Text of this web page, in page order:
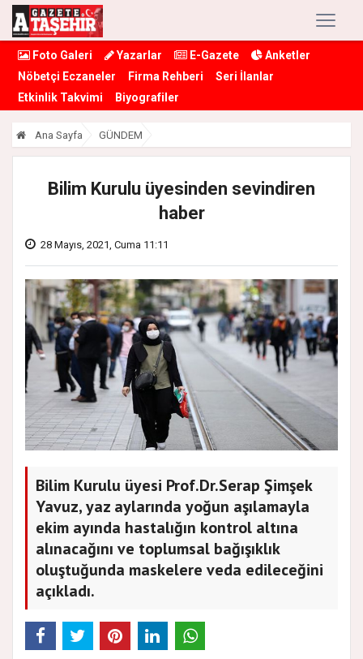
Foto Galeri Yazarlar E-Gazete
Anketler
Nöbetçi Eczaneler
Firma Rehberi
Seri İlanlar
Etkinlik Takvimi
Biyografiler
Ana Sayfa GÜNDEM
Bilim Kurulu üyesinden sevindiren
haber
28 Mayıs, 2021, Cuma 11:11
Bilim Kurulu üyesi Prof.Dr.Serap Şimşek
Yavuz, yaz aylarında yoğun aşılamayla
ekim ayında hastalığın kontrol altına
alınacağını ve toplumsal bağışıklık
oluştuğunda maskelere veda edileceğini
açıkladı.